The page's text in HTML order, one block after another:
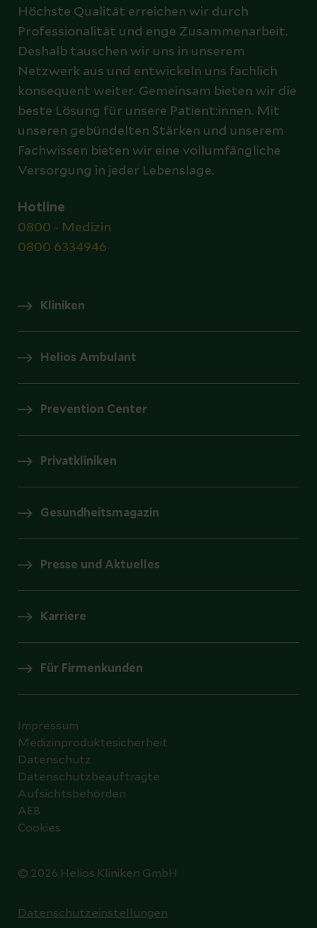
Höchste Qualität erreichen wir durch
Professionalität und enge Zusammenarbeit.
Deshalb tauschen wir uns in unserem
Netzwerk aus und entwickeln uns fachlich
konsequent weiter. Gemeinsam bieten wir die
beste Lösung für unsere Patient:innen. Mit
unseren gebündelten Stärken und unserem
Fachwissen bieten wir eine vollumfängliche
Versorgung in jeder Lebenslage.
Hotline
0800 - Medizin
0800 6334946
Kliniken
Helios Ambulant
Prevention Center
Privatkliniken
Gesundheitsmagazin
Presse und Aktuelles
Karriere
Für Firmenkunden
© 2026 Helios Kliniken GmbH
Impressum
Medizinproduktesicherheit
Datenschutz
Datenschutzbeauftragte
Aufsichtsbehörden
AEB
Cookies
Datenschutzeinstellungen